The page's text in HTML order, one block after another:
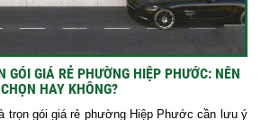
GÓI GIÁ RẺ PHƯỜNG HIỆP PHƯỚC: NÊN
CHỌN HAY KHÔNG?
trọn gói giá rẻ phường Hiệp Phước cần lưu ý